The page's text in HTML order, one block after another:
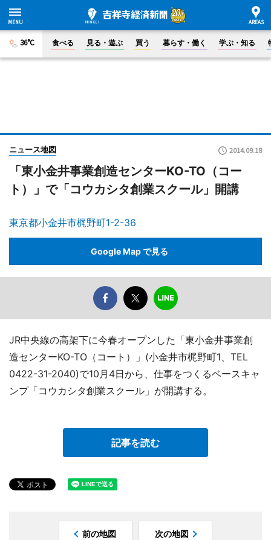
36°C 食べる 見る・遊ぶ 買う 暮らす・働く 学ぶ・知る
ニュース地図 2014.09.18
「東小金井事業創造センターKO-TO（コー
ト）」で「コウカシタ創業スクール」開講
東京都小金井市梶野町1-2-36
Google Map で見る
JR中央線の高架下に今春オープンした「東小金井事業創
造センターKO-TO（コート）」(小金井市梶野町1、TEL
0422-31-2040)で10月4日から、仕事をつくるベースキャ
ンプ「コウカシタ創業スクール」が開講する。
記事を読む
前の地図 次の地図